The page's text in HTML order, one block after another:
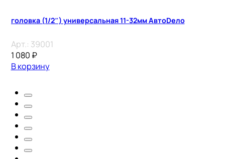
головка (1/2″) универсальная 11-32мм АвтоDело
Арт.: 39001
1 080 ₽
В корзину